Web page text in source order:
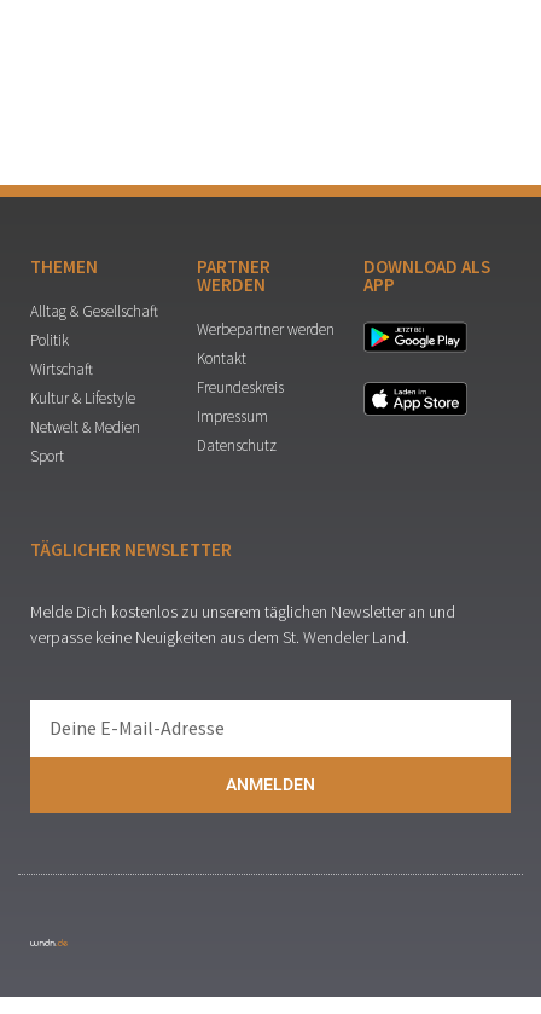
THEMEN
Alltag & Gesellschaft
Politik
Wirtschaft
Kultur & Lifestyle
Netwelt & Medien
Sport
PARTNER
WERDEN
Werbepartner werden
Kontakt
Freundeskreis
Impressum
Datenschutz
DOWNLOAD ALS
APP
TÄGLICHER NEWSLETTER
Melde Dich kostenlos zu unserem täglichen Newsletter an und
verpasse keine Neuigkeiten aus dem St. Wendeler Land.
ANMELDEN